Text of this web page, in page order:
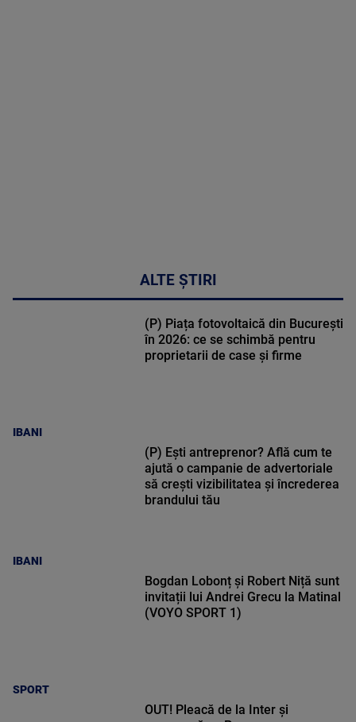
ALTE ȘTIRI
IBANI
(P) Piața fotovoltaică din București
în 2026: ce se schimbă pentru
proprietarii de case și firme
IBANI
(P) Ești antreprenor? Află cum te
ajută o campanie de advertoriale
să crești vizibilitatea și încrederea
brandului tău
SPORT
Bogdan Lobonț și Robert Niță sunt
invitații lui Andrei Grecu la Matinal
(VOYO SPORT 1)
OUT! Pleacă de la Inter și